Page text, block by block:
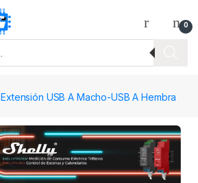
0
Extensión USB A Macho-USB A Hembra